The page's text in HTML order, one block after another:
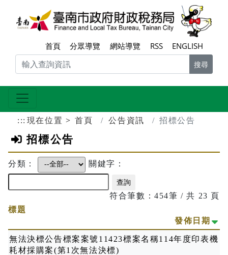
跳到主要內容區塊
首頁 分眾導覽 網站導覽 RSS ENGLISH
搜尋
::: 現在位置 首頁 公告資訊 招標公告
招標公告
分類： 關鍵字：
符合筆數：454筆 / 共 23 頁
標題
發佈日期
無法決標公告標案案號11423標案名稱114年度印表機
耗材採購案(第1次無法決標)